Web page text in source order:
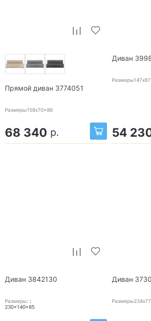
Прямой диван 3774051
Размеры158x70x86
68 340 р.
Диван
54
Диван 3842130
Размеры: :
230x140x85
Диван